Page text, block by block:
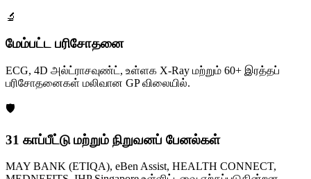
🔬
மேம்பட்ட பரிசோதனை
ECG, 4D அல்ட்ராசவுண்ட், உள்ளக X-Ray மற்றும் 60+ இரத்தப்
பரிசோதனைகள் மலிவான GP விலையில்.
🛡️
31 காப்பீட்டு மற்றும் நிறுவனப் பேனல்கள்
MAY BANK (ETIQA), eBen Assist, HEALTH CONNECT,